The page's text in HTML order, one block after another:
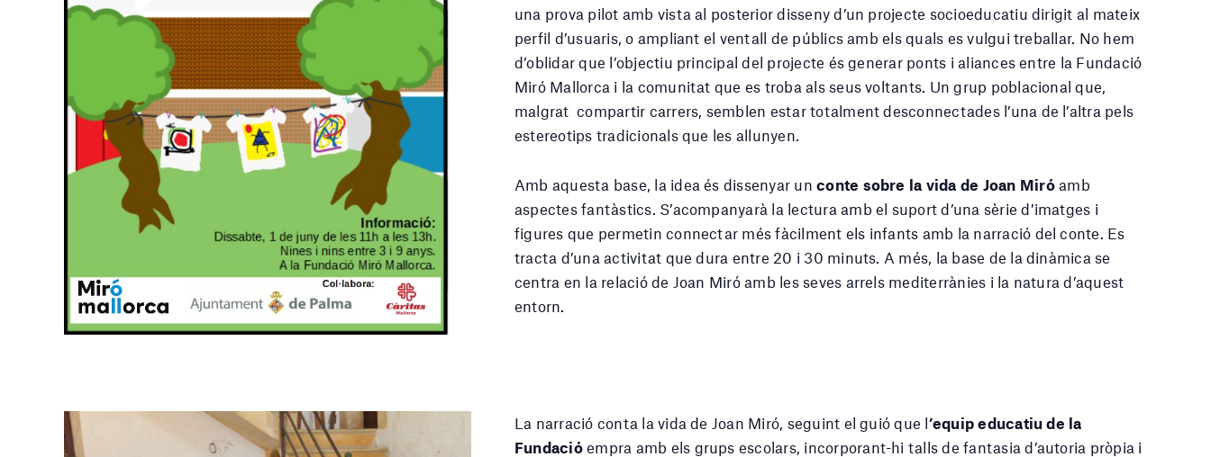
una prova pilot amb vista al posterior disseny d’un projecte socioeducatiu dirigit al mateix
perfil d’usuaris, o ampliant el ventall de públics amb els quals es vulgui treballar. No hem
d’oblidar que l’objectiu principal del projecte és generar ponts i aliances entre la Fundació
Miró Mallorca i la comunitat que es troba als seus voltants. Un grup poblacional que,
malgrat compartir carrers, semblen estar totalment desconnectades l’una de l’altra pels
estereotips tradicionals que les allunyen.
Amb aquesta base, la idea és dissenyar unconte sobre la vida de Joan Miróamb
aspectes fantàstics. S’acompanyarà la lectura amb el suport d’una sèrie d’imatges i
figures que permetin connectar més fàcilment els infants amb la narració del conte. Es
tracta d’una activitat que dura entre 20 i 30 minuts. A més, la base de la dinàmica se
centra en la relació de Joan Miró amb les seves arrels mediterrànies i la natura d’aquest
entorn.
La narració conta la vida de Joan Miró, seguint el guió que l’equip educatiu de la
Fundacióempra amb els grups escolars, incorporant-hi talls de fantasia d’autoria pròpia i